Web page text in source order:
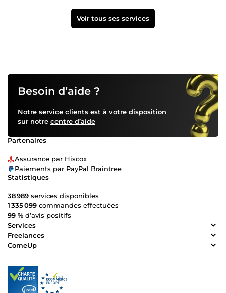
Voir tous ses services
Besoin d’aide ?
Notre service clients est à votre disposition
sur notre centre d’aide
Partenaires
Assurance par Hiscox
Paiements par PayPal Braintree
Statistiques
38 989 services disponibles
1 335 099 commandes effectuées
99 % d’avis positifs
Services
Freelances
ComeUp